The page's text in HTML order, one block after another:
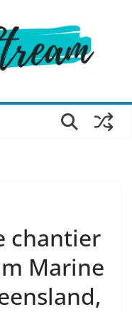
chantier
Marine